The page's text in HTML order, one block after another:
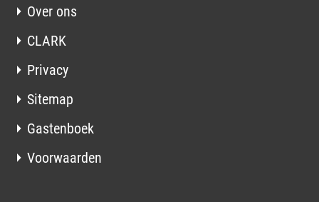
Over ons
CLARK
Privacy
Sitemap
Gastenboek
Voorwaarden